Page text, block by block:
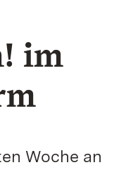
im
Woche an